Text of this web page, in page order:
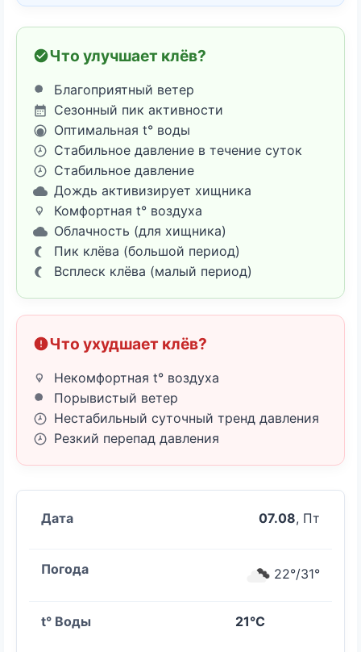
Что улучшает клёв?
Благоприятный ветер
Сезонный пик активности
Оптимальная t° воды
Стабильное давление в течение суток
Стабильное давление
Дождь активизирует хищника
Комфортная t° воздуха
Облачность (для хищника)
Пик клёва (большой период)
Всплеск клёва (малый период)
Что ухудшает клёв?
Некомфортная t° воздуха
Порывистый ветер
Нестабильный суточный тренд давления
Резкий перепад давления
07.08, Пт
22°/31°
21°C